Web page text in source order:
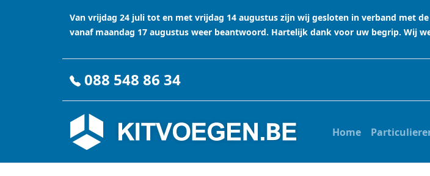
Van vrijdag 24 juli tot en met vrijdag 14 augustus zijn wij gesloten in verband met
vanaf maandag 17 augustus weer beantwoord. Hartelijk dank voor uw begrip. Wij
088 548 86 34
Home